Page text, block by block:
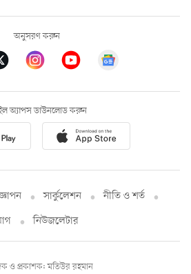
অনুসরণ করুন
অ্যাপস ডাউনলোড করুন
সার্কুলেশন
নীতি ও শর্ত
নিউজলেটার
ও প্রকাশক: মতিউর রহমান